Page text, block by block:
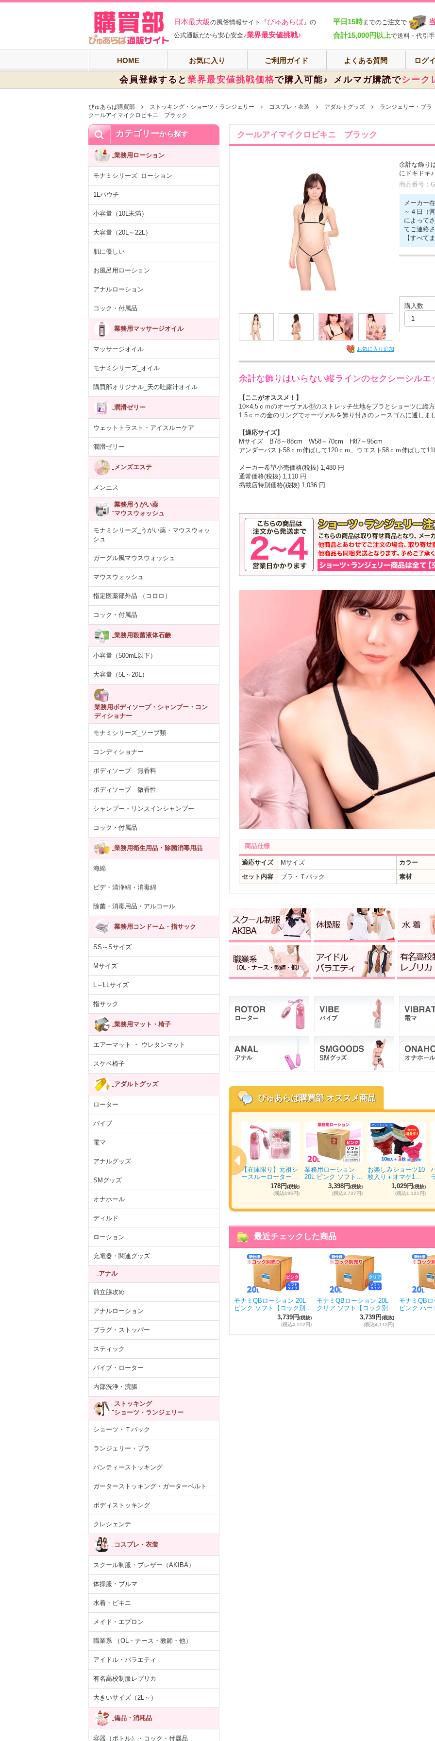
日本最大級の風俗情報サイト『ぴゅあらば』の
公式通販だから安心安全♪業界最安値挑戦♪
平日15時までのご注文で
合計15,000円以上で送料・代引
HOME お気に入り ご利用ガイド よくある質問 ログ
会員登録すると 業界最安値挑戦価格で購入可能♪ メルマガ購読でシーク
ぴゅあらば購買部 ストッキング・ショーツ・ランジェリー コスプレ・衣装 アダルトグッズ
ランジェリー・ブラ
クールアイマイクロビキニ ブラック
カテゴリーから探す
業務用ローション
モナミシリーズ_ローション
1Lパウチ
小容量（10L未満）
大容量（20L～22L）
肌に優しい
お風呂用ローション
アナルローション
コック・付属品
業務用マッサージオイル
マッサージオイル
モナミシリーズ_オイル
購買部オリジナル_天の吐露汁オイル
潤滑ゼリー
ウェットトラスト・アイスルーケア
潤滑ゼリー
メンズエステ
メンエス
業務用うがい薬
マウスウォッシュ
モナミシリーズ_うがい薬・マウスウォッ
シュ
ガーグル風マウスウォッシュ
マウスウォッシュ
指定医薬部外品 （コロロ）
コック・付属品
業務用殺菌液体石鹸
小容量（500mL以下）
大容量（5L～20L）
業務用ボディソープ・シャンプー・コン
ディショナー
モナミシリーズ_ソープ類
コンディショナー
ボディソープ 無香料
ボディソープ 微香性
シャンプー・リンスインシャンプー
コック・付属品
業務用衛生用品・除菌消毒用品
海綿
ビデ・清浄綿・消毒綿
除菌・消毒用品・アルコール
業務用コンドーム・指サック
SS～Sサイズ
Mサイズ
L～LLサイズ
指サック
業務用マット・椅子
エアーマット ・ ウレタンマット
スケベ椅子
アダルトグッズ
ローター
バイブ
電マ
アナルグッズ
SMグッズ
オナホール
ディルド
ローション
充電器・関連グッズ
アナル
前立腺攻め
アナルローション
プラグ・ストッパー
スティック
バイブ・ローター
内部洗浄・浣腸
ストッキング
ショーツ・ランジェリー
ショーツ・Ｔバック
ランジェリー・ブラ
パンティーストッキング
ガーターストッキング・ガーターベルト
ボディストッキング
クレシェンテ
コスプレ・衣装
スクール制服・ブレザー（AKIBA）
体操服・ブルマ
水着・ビキニ
メイド・エプロン
職業系 （OL・ナース・教師・他）
アイドル・バラエティ
有名高校制服レプリカ
大きいサイズ（2L～）
備品・消耗品
容器（ボトル）・コック・付属品
クールアイマイクロビキニ ブラック
お気に入り追加
余計な飾り
にドキドキ♪
商品番号：
メーカー
～４日（
によって
てご連絡
【すべて
購入数
余計な飾りはいらない縦ラインのセクシーシルエ
【ここがオススメ！】
10×4.5ｃｍのオーヴァル型のストレッチ生地をブラとショーツに縦
1.5ｃｍの金のリングでオーヴァルを飾り付きのレースゴムに通しま
【適応サイズ】
Mサイズ B78～88cm W58～70cm H87～95cm
アンダーバスト58ｃｍ伸ばして120ｃｍ、ウエスト58ｃｍ伸ばして
メーカー希望小売価格(税抜) 1,480 円
通常価格(税抜) 1,110 円
掲載店特別価格(税抜) 1,036 円
商品仕様
適応サイズ Mサイズ
カラー
セット内容
ブラ・Ｔバック 素材
ぴゅあらば購買部 オススメ商品
【医薬部外品】薬用
泡 NOTクリーン…
紙コップ 7オンス
(205ml)100個入り
ARCマウスウォッシ
【在庫限り】元祖シ
ースルーローター…
178円(税抜)
(税込195円)
業務用ローション
20L ピンク ソフト…
3,398円(税抜)
(税込3,737円)
お楽しみショーツ10
枚入り＋オマケ1…
1,029円(税抜)
(税込1,131円)
最近チェックした商品
モナミQBローション 20L
ピンク ソフト【コック別…
3,739円(税抜)
(税込4,112円)
モナミQBローション 20L
クリア ソフト【コック別…
3,739円(税抜)
(税込4,112円)
モナミQB
ピンク ハ